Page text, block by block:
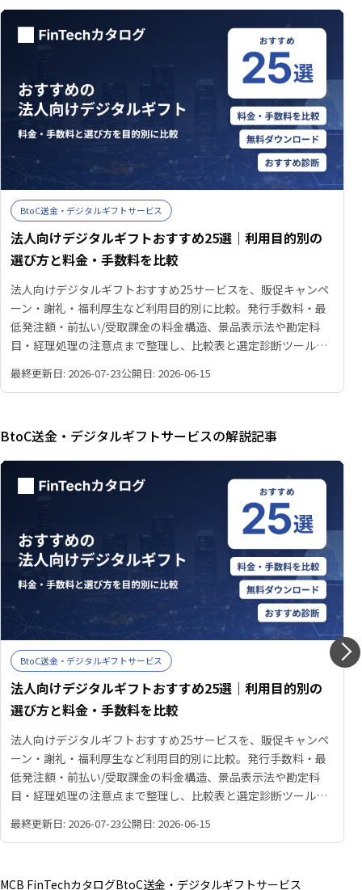
BtoC送金・デジタルギフトサービス
法人向けデジタルギフトおすすめ25選｜利用目的別の
選び方と料金・手数料を比較
法人向けデジタルギフトおすすめ25サービスを、販促キャンペ
ーン・謝礼・福利厚生など利用目的別に比較。発行手数料・最
低発注額・前払い/受取課金の料金構造、景品表示法や勘定科
目・経理処理の注意点まで整理し、比較表と選定診断ツールで
最終更新日: 2026-07-23公開日: 2026-06-15
BtoC送金・デジタルギフトサービスの解説記事
BtoC送金・デジタルギフトサービス
法人向けデジタルギフトおすすめ25選｜利用目的別の
選び方と料金・手数料を比較
法人向けデジタルギフトおすすめ25サービスを、販促キャンペ
ーン・謝礼・福利厚生など利用目的別に比較。発行手数料・最
低発注額・前払い/受取課金の料金構造、景品表示法や勘定科
目・経理処理の注意点まで整理し、比較表と選定診断ツールで
最終更新日: 2026-07-23公開日: 2026-06-15
MCB FinTechカタログBtoC送金・デジタルギフトサービス